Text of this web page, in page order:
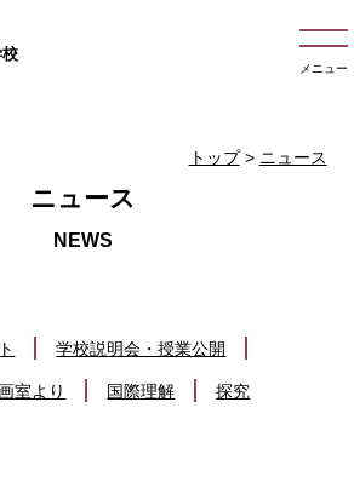
メニュー
トップ> ニュース
ニュース
学校説明会・授業公開
室より 国際理解 探究